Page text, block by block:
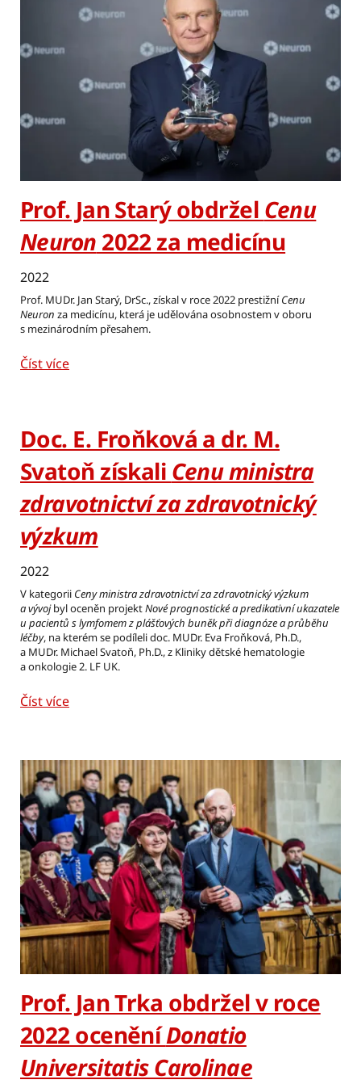
Prof. Jan Starý obdržel Cenu
Neuron 2022 za medicínu
2022
Prof. MUDr. Jan Starý, DrSc., získal v roce 2022 prestižníCenu
Neuron za medicínu, která je udělována osobnostem v oboru
s mezinárodním přesahem.
Číst více
Doc. E. Froňková a dr. M.
Svatoň získali Cenu ministra
zdravotnictví za zdravotnický
výzkum
2022
V kategorii Ceny ministra zdravotnictví za zdravotnický výzkum
a vývojbyl oceněn projektNové prognostické a predikativní ukazatele
u pacientů s lymfomem z plášťových buněk při diagnóze a průběhu
léčby, na kterém se podíleli doc. MUDr. Eva Froňková, Ph.D.,
a MUDr. Michael Svatoň, Ph.D., z Kliniky dětské hematologie
a onkologie 2. LF UK.
Číst více
Prof. Jan Trka obdržel v roce
2022 oceněníDonatio
Universitatis Carolinae